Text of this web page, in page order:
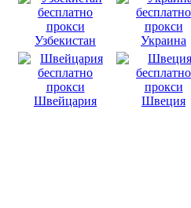
Узбекистан Украина
Швейцария Швеция